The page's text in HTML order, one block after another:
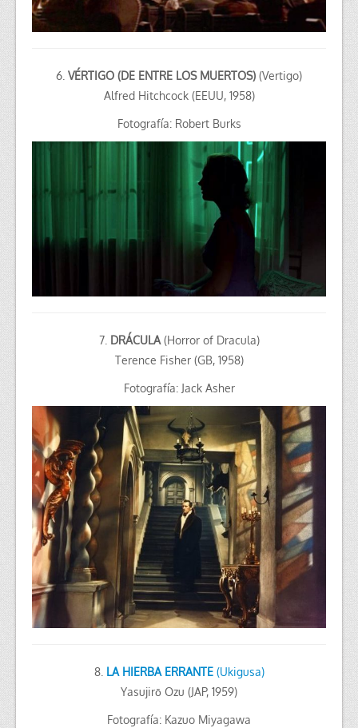
6. VÉRTIGO (DE ENTRE LOS MUERTOS) (Vertigo)
Alfred Hitchcock (EEUU, 1958)
Fotografía: Robert Burks
7. DRÁCULA (Horror of Dracula)
Terence Fisher (GB, 1958)
Fotografía: Jack Asher
8. LA HIERBA ERRANTE (Ukigusa)
Yasujirō Ozu (JAP, 1959)
Fotografía: Kazuo Miyagawa